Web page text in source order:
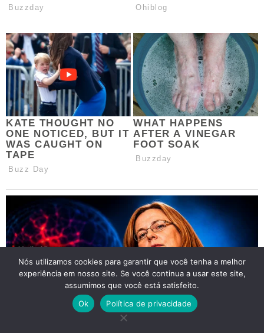
Nós utilizamos cookies para garantir que você tenha a melhor
experiência em nosso site. Se você continua a usar este site,
assumimos que você está satisfeito.
Ok
Política de privacidade